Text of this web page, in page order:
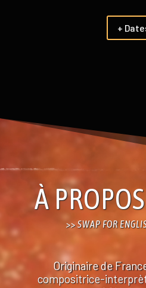
+
À
>> SWAP FOR
Originaire de
compositrice-